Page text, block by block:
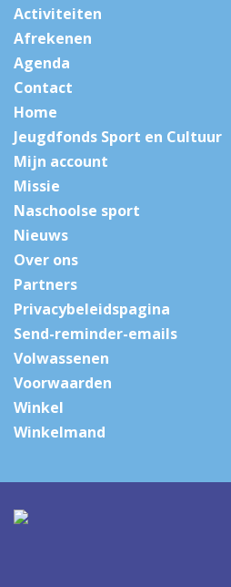
Activiteiten
Afrekenen
Agenda
Contact
Home
Jeugdfonds Sport en Cultuur
Mijn account
Missie
Naschoolse sport
Nieuws
Over ons
Partners
Privacybeleidspagina
Send-reminder-emails
Volwassenen
Voorwaarden
Winkel
Winkelmand